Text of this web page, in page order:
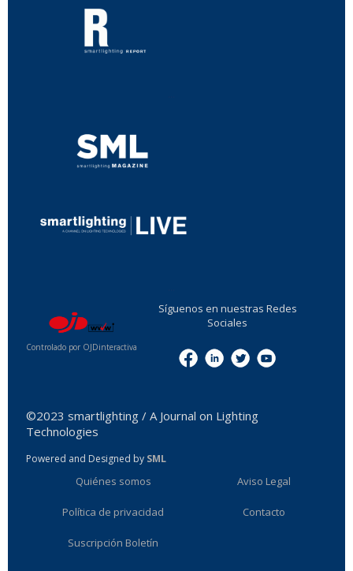
Controlado por OJDinteractiva
Síguenos en nuestras Redes
Sociales
©2023 smartlighting / A Journal on Lighting
Technologies
Powered and Designed by SML
Quiénes somos Aviso Legal
Política de privacidad Contacto
Suscripción Boletín